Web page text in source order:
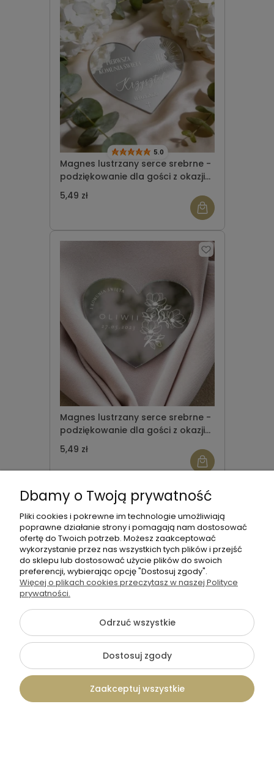
Magnes lustrzany serce srebrne -
podziękowanie dla gości z okazji
Komunii Świętej wzór 10
5.0
5,49 zł
Magnes lustrzany serce srebrne -
podziękowanie dla gości z okazji
Komunii Świętej wzór 11
5,49 zł
Magnes lustrzany serce srebrne -
podziękowanie dla gości z okazji
Komunii Świętej wzór 12
5.0
5,49 zł
Dbamy o Twoją prywatność
Pliki cookies i pokrewne im technologie umożliwiają
poprawne działanie strony i pomagają nam dostosować
ofertę do Twoich potrzeb. Możesz zaakceptować
wykorzystanie przez nas wszystkich tych plików i przejść
do sklepu lub dostosować użycie plików do swoich
preferencji, wybierając opcję "Dostosuj zgody".
Więcej o plikach cookies przeczytasz w naszej Polityce
prywatności.
Odrzuć wszystkie
Dostosuj zgody
Zaakceptuj wszystkie